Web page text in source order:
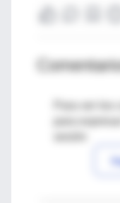
Para ver los